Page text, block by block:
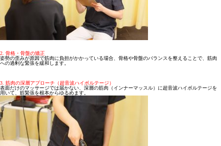
2. 骨格・骨盤の矯正
姿勢の歪みが原因で筋肉に負担がかかっている場合、骨格や骨盤のバランスを整えることで、筋肉
への過剰な緊張を緩和します。
3. 筋肉の深層アプローチ（超音波ハイボルテージ）
表面だけのマッサージでは届かない、深層の筋肉（インナーマッスル）に超音波ハイボルテージを
用いて、筋緊張を根本からゆるめます。